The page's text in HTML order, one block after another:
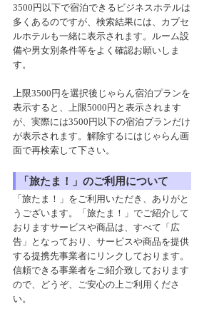
3500円以下で宿泊できるビジネスホテルは
多くあるのですが、検索結果には、カプセ
ルホテルも一緒に表示されます。ルーム設
備や男女別条件等をよく確認お願いしま
す。
上限3500円を選択後じゃらん宿泊プランを
表示すると、上限5000円と表示されます
が、実際には3500円以下の宿泊プランだけ
が表示されます。解除するにはじゃらん画
面で再検索して下さい。
「旅たま！」のご利用について
「旅たま！」をご利用いただき、ありがと
うございます。「旅たま！」でご紹介して
おりますサービスや商品は、すべて「広
告」となっており、サービスや商品を提供
する提携先事業者にリンクしております。
信頼できる事業者をご紹介致しております
ので、どうぞ、ご安心の上ご利用くださ
い。